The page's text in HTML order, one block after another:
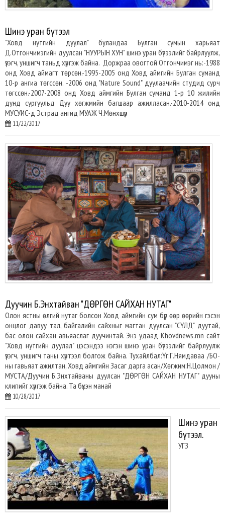
Шинэ уран бүтээл
"Ховд нутгийн дуулал" буландаа Булган сумын харьяат
Д.Отгончимэгийн дуулсан "НУУРЫН ХУН" шинэ уран бүтээлийг байрлуулж,
үзэгч, уншигч таньд хүргэж байна. Доржраа овогтой Отгончимэг нь:-1988
онд Ховд аймагт төрсөн.-1995-2005 онд Ховд аймгийн Булган суманд
10-р ангиа төгссөн. -2006 онд "Nature Sound" дуулаачийн студид сурч
төгссөн.-2007-2008 онд Ховд аймгийн Булган суманд 1-р 10 жилийн
дунд сургуульд Дуу хөгжмийн багшаар ажилласан.-2010-2014 онд
МУСУИС-д Эстрад ангид МУАЖ Ч.Мөнхшүр
11/22/2017
Дуучин Б.Энхтайван "ДӨРГӨН САЙХАН НУТАГ"
Олон ястны өлгий нутаг болсон Ховд аймгийн сум бүр өөр өөрийн гэсэн
онцлог давуу тал, байгалийн сайхныг магтан дуулсан "СҮЛД" дуутай,
бас олон сайхан авьяаслаг дуучинтай. Энэ удаад Khovdnews.mn сайт
"Ховд нутгийн дуулал" цэсэндээ нэгэн шинэ уран бүтээлийг байрлуулж
үзэгч, уншигч таны хүртээл болгож байна. Тухайлбал:Үг:Г.Нямдаваа /БО-
ны гавьяат ажилтан, Ховд аймгийн Засаг дарга асан/Хөгжим:Н.Цолмон /
МУСТА/Дуучин Б.Энхтайваны дуулсан "ДӨРГӨН САЙХАН НУТАГ" дууны
клипийг хүргэж байна. Та бүхэн манай
10/28/2017
Шинэ уран
бүтээл.
УГЗ